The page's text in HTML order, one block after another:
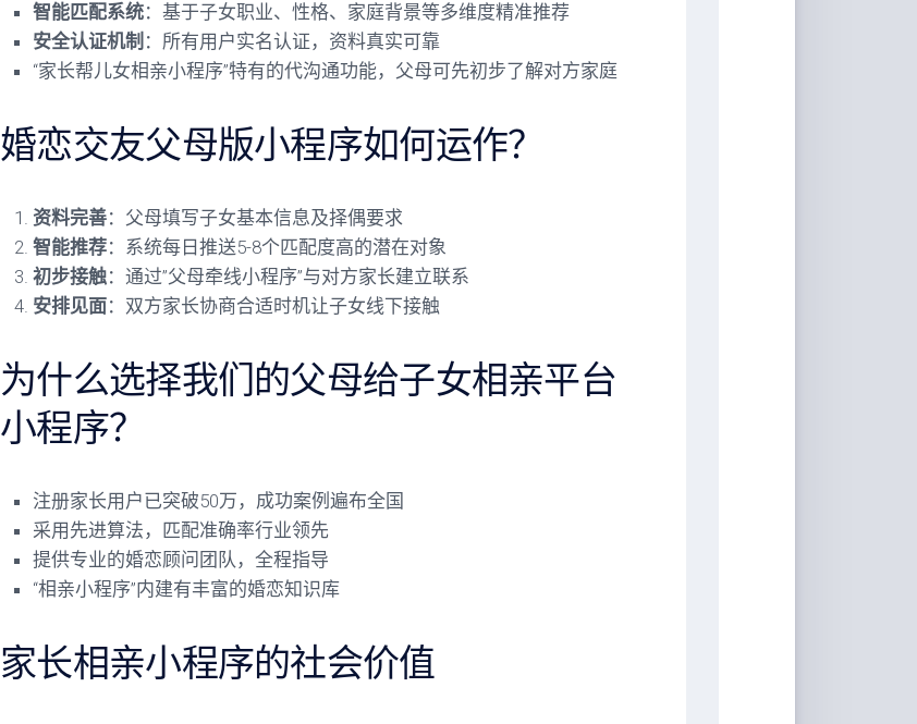
智能匹配系统：基于子女职业、性格、家庭背景等多维度精准推荐
安全认证机制 ：所有用户实名认证，资料真实可靠
“家长帮儿女相亲小程序”特有的代沟通功能，父母可先初步了解对方家庭
婚恋交友父母版小程序如何运作？
资料完善：父母填写子女基本信息及择偶要求
智能推荐：系统每日推送5-8个匹配度高的潜在对象
初步接触：通过”父母牵线小程序”与对方家长建立联系
安排见面：双方家长协商合适时机让子女线下接触
为什么选择我们的父母给子女相亲平台
小程序？
注册家长用户已突破50万，成功案例遍布全国
采用先进算法，匹配准确率行业领先
提供专业的婚恋顾问团队，全程指导
“相亲小程序”内建有丰富的婚恋知识库
家长相亲小程序的社会价值